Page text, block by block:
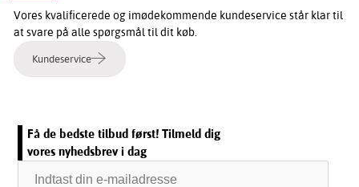
Vores kvalificerede og imødekommende kundeservice står klar til
at svare på alle spørgsmål til dit køb.
Kundeservice
Få de bedste tilbud først! Tilmeld dig
vores nyhedsbrev i dag